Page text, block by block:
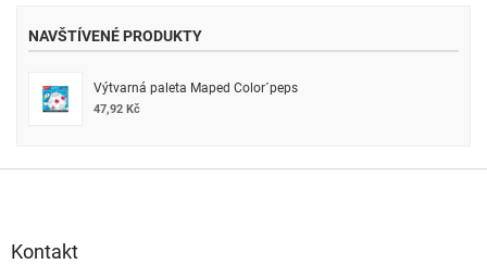
NAVŠTÍVENÉ PRODUKTY
Výtvarná paleta Maped Color´peps
47,92 Kč
Kontakt